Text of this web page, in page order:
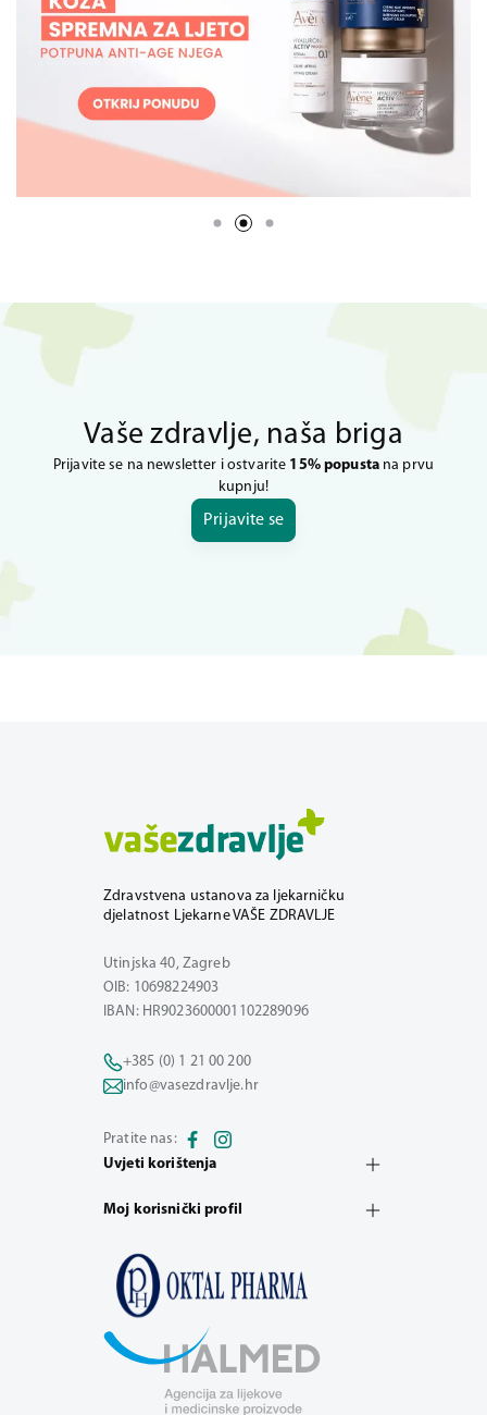
Vaše zdravlje, naša briga
Prijavite se na newsletter i ostvarite 15% popustana prvu
kupnju!
Prijavite se
Zdravstvena ustanova za ljekarničku
djelatnost Ljekarne VAŠE ZDRAVLJE
Utinjska 40, Zagreb
OIB: 10698224903
IBAN: HR9023600001102289096
+385 (0) 1 21 00 200
info@vasezdravlje.hr
Pratite nas:
Uvjeti korištenja
Moj korisnički profil